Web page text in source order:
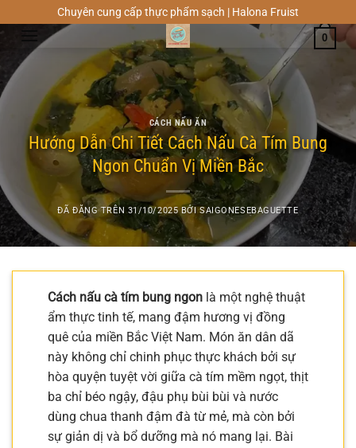
đến
dung
Chuyên cung cấp thực phẩm sạch | Halona Fruist
0
CÁCH NẤU ĂN
Hướng Dẫn Chi Tiết Cách Nấu Cà Tím Bung
Ngon Chuẩn Vị Miền Bắc
ĐÃ ĐĂNG TRÊN31/10/2025 BỞISAIGONESEBAGUETTE
Cách nấu cà tím bung ngon là một nghệ thuật
ẩm thực tinh tế, mang đậm hương vị đồng
quê của miền Bắc Việt Nam. Món ăn dân dã
này không chỉ chinh phục thực khách bởi sự
hòa quyện tuyệt vời giữa cà tím mềm ngọt, thịt
ba chỉ béo ngậy, đậu phụ bùi bùi và nước
dùng chua thanh đậm đà từ mẻ, mà còn bởi
sự giản dị và bổ dưỡng mà nó mang lại. Bài